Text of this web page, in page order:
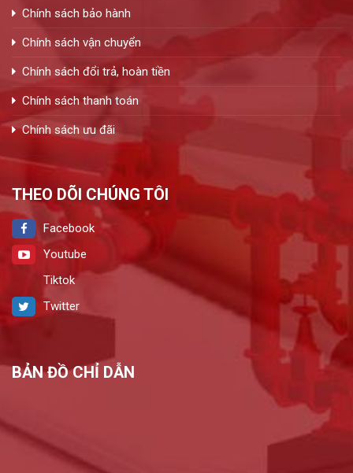
Chính sách bảo hành
Chính sách vận chuyển
Chính sách đổi trả, hoàn tiền
Chính sách thanh toán
Chính sách ưu đãi
THEO DÕI CHÚNG TÔI
Facebook
Youtube
Tiktok
Twitter
BẢN ĐỒ CHỈ DẪN